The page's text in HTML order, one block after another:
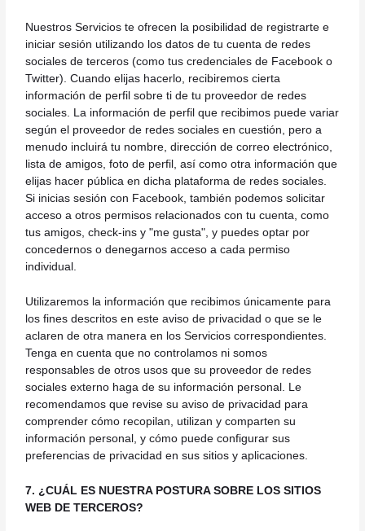
Nuestros Servicios te ofrecen la posibilidad de registrarte e
iniciar sesión utilizando los datos de tu cuenta de redes
sociales de terceros (como tus credenciales de Facebook o
Twitter). Cuando elijas hacerlo, recibiremos cierta
información de perfil sobre ti de tu proveedor de redes
sociales. La información de perfil que recibimos puede variar
según el proveedor de redes sociales en cuestión, pero a
menudo incluirá tu nombre, dirección de correo electrónico,
lista de amigos, foto de perfil, así como otra información que
elijas hacer pública en dicha plataforma de redes sociales.
Si inicias sesión con Facebook, también podemos solicitar
acceso a otros permisos relacionados con tu cuenta, como
tus amigos, check-ins y "me gusta", y puedes optar por
concedernos o denegarnos acceso a cada permiso
individual.
Utilizaremos la información que recibimos únicamente para
los fines descritos en este aviso de privacidad o que se le
aclaren de otra manera en los Servicios correspondientes.
Tenga en cuenta que no controlamos ni somos
responsables de otros usos que su proveedor de redes
sociales externo haga de su información personal. Le
recomendamos que revise su aviso de privacidad para
comprender cómo recopilan, utilizan y comparten su
información personal, y cómo puede configurar sus
preferencias de privacidad en sus sitios y aplicaciones.
7. ¿CUÁL ES NUESTRA POSTURA SOBRE LOS SITIOS
WEB DE TERCEROS?